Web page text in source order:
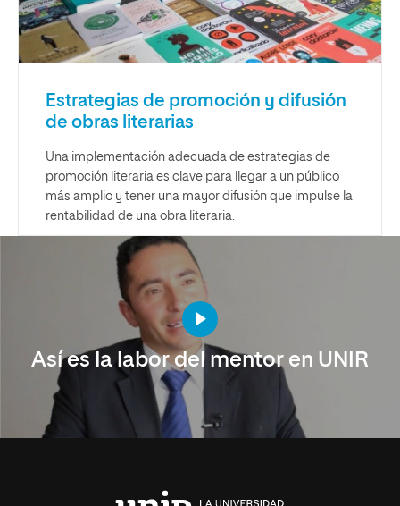
Estrategias de promoción y difusión
de obras literarias
Una implementación adecuada de estrategias de
promoción literaria es clave para llegar a un público
más amplio y tener una mayor difusión que impulse la
rentabilidad de una obra literaria.
Así es la labor del mentor en UNIR